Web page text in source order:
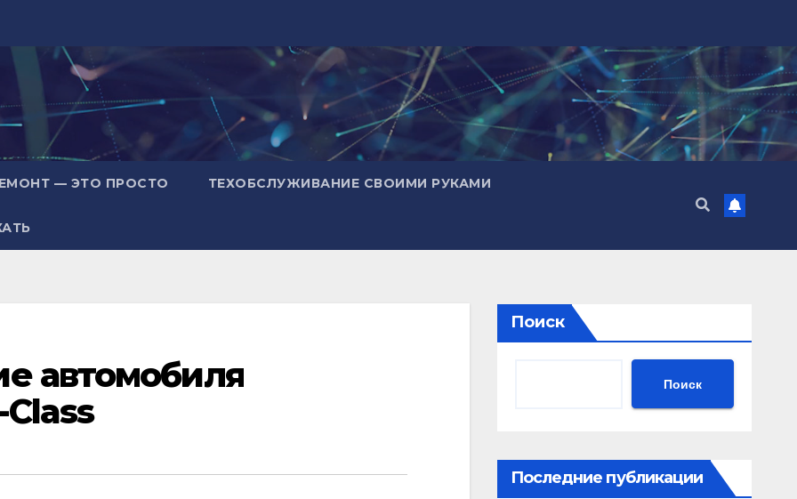
— ЭТО ПРОСТО ТЕХОБСЛУЖИВАНИЕ СВОИМИ РУКАМИ
автомобиля
Поиск
Поиск
Последние публикации